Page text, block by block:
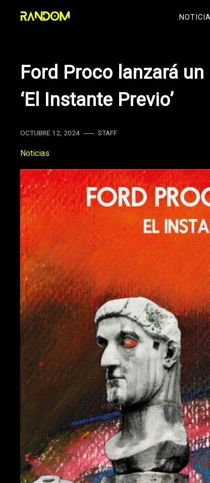
Ford Proco lanzará
‘El Instante Previo’
OCTUBRE 12, 2024 STAFF
Noticias